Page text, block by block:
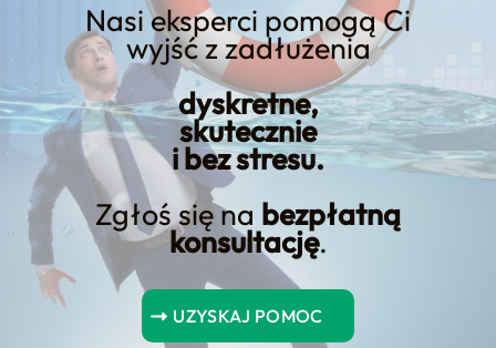
Nasi eksperci pomogą Ci
wyjść z zadłużenia
dyskretne,
skutecznie
i bez stresu.
Zgłoś się na bezpłatną
konsultację.
UZYSKAJ POMOC
Dlaczego zarządzanie
długiem jest kluczowe
dla planowania
finansowego?
Spis Treści
Zarządzanie długiem i planowanie finansowe